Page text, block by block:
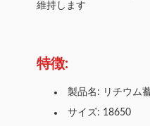
維持します
特徴:
製品名: リチウム
サイズ: 18650